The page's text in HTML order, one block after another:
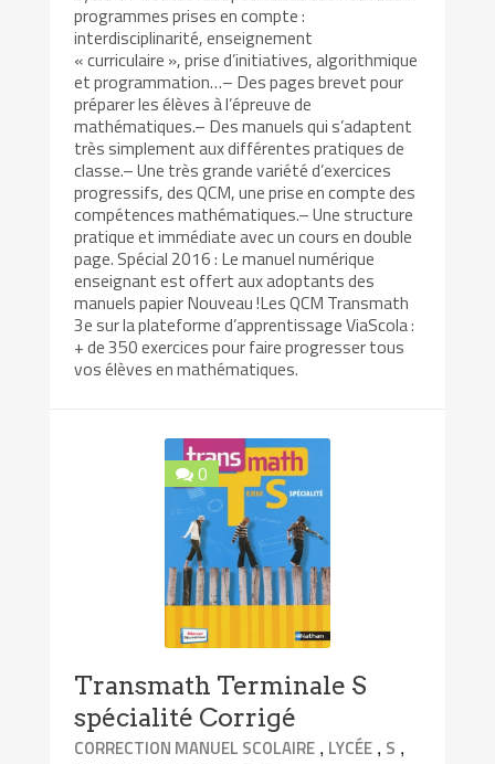
programmes prises en compte :
interdisciplinarité, enseignement
« curriculaire », prise d’initiatives, algorithmique
et programmation…– Des pages brevet pour
préparer les élèves à l’épreuve de
mathématiques.– Des manuels qui s’adaptent
très simplement aux différentes pratiques de
classe.– Une très grande variété d’exercices
progressifs, des QCM, une prise en compte des
compétences mathématiques.– Une structure
pratique et immédiate avec un cours en double
page. Spécial 2016 : Le manuel numérique
enseignant est offert aux adoptants des
manuels papier Nouveau !Les QCM Transmath
3e sur la plateforme d’apprentissage ViaScola :
+ de 350 exercices pour faire progresser tous
vos élèves en mathématiques.
0
Transmath Terminale S
spécialité Corrigé
CORRECTION MANUEL SCOLAIRE , LYCÉE , S ,